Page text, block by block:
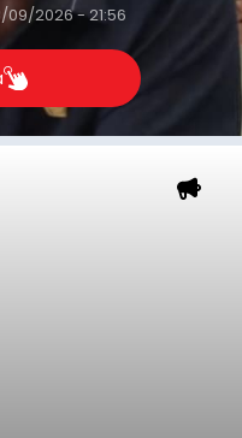
09/2026 - 21:56